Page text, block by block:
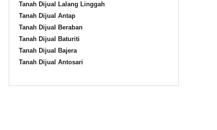
Tanah Dijual Lalang Linggah
Tanah Dijual Antap
Tanah Dijual Beraban
Tanah Dijual Baturiti
Tanah Dijual Bajera
Tanah Dijual Antosari